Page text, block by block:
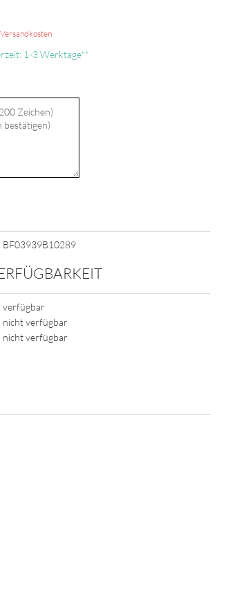
Versandkosten
1-3 Werktage**
BF03939B10289
verfügbar
nicht verfügbar
nicht verfügbar